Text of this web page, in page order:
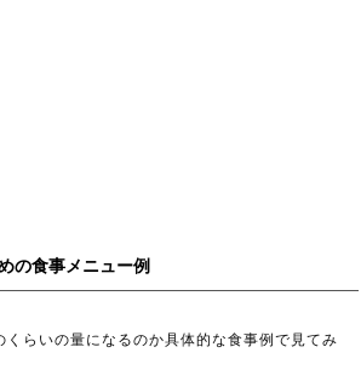
の食事メニュー例
くらいの量になるのか具体的な食事例で見てみ